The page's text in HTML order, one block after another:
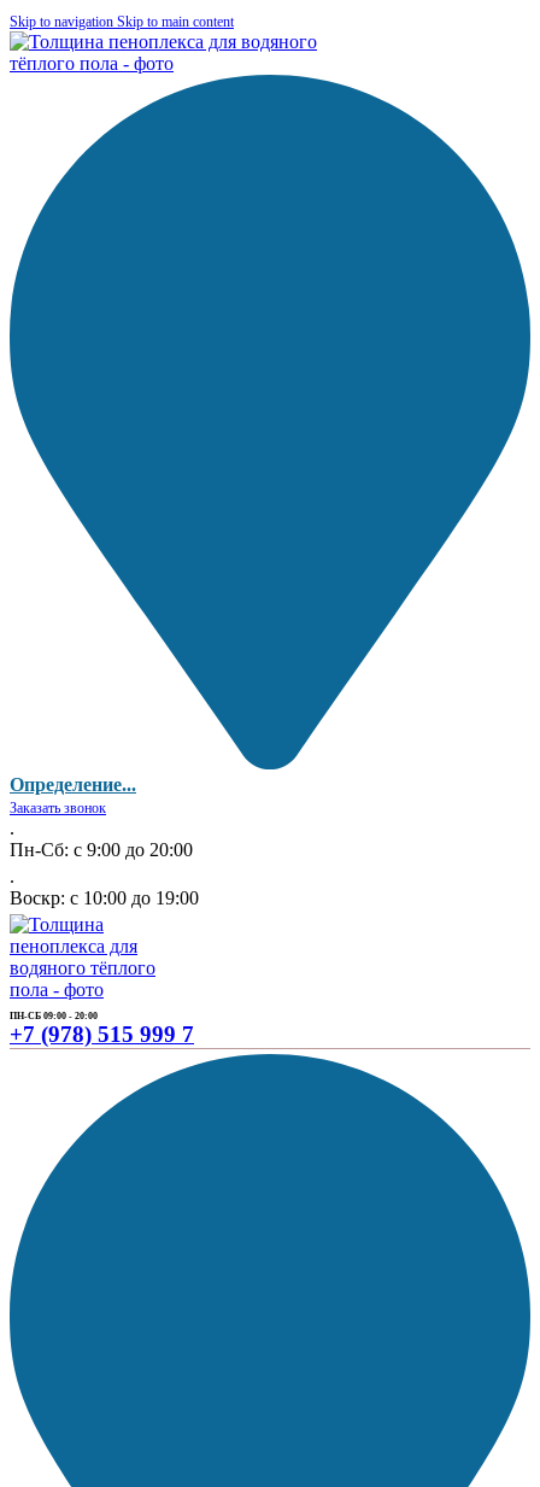
Skip to navigation Skip to main content
Определение...
Заказать звонок
.
Пн-Сб: с 9:00 до 20:00
.
Воскр: с 10:00 до 19:00
ПН-СБ 09:00 - 20:00
+7 (978) 515 999 7